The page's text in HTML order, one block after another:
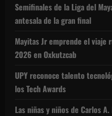
Semifinales de la Liga del
antesala de la gran final
Mayitas Jr emprende el viaje
2026 en Oxkutzcab
UPY reconoce talento
los Tech Awards
Las niñas y niños de Carlos